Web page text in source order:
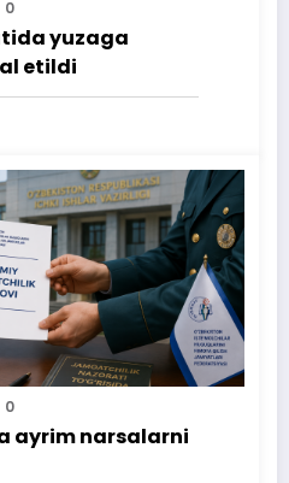
0
yuzaga
etildi
0
ayrim narsalarni